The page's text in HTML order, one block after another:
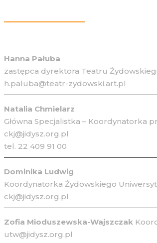
Hanna Pałuba
zastępca dyrektora Teatru
h.paluba@teatr-zydowski.art.pl
Natalia Chmielarz
Główna Specjalistka –
ckj@jidysz.org.pl
tel. 22 409 91 00
Dominika Ludwig
Koordynatorka Żydowskiego
ckj@jidysz.org.pl
Zofia Mioduszewska-Wajszczak
utw@jidysz.org.pl